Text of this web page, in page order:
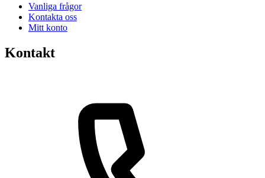
Vanliga frågor
Kontakta oss
Mitt konto
Kontakt